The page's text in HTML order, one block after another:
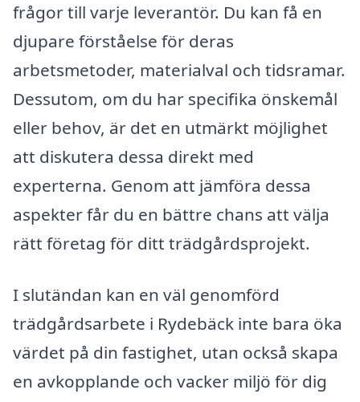
frågor till varje leverantör. Du kan få en
djupare förståelse för deras
arbetsmetoder, materialval och tidsramar.
Dessutom, om du har specifika önskemål
eller behov, är det en utmärkt möjlighet
att diskutera dessa direkt med
experterna. Genom att jämföra dessa
aspekter får du en bättre chans att välja
rätt företag för ditt trädgårdsprojekt.
I slutändan kan en väl genomförd
trädgårdsarbete i Rydebäck inte bara öka
värdet på din fastighet, utan också skapa
en avkopplande och vacker miljö för dig